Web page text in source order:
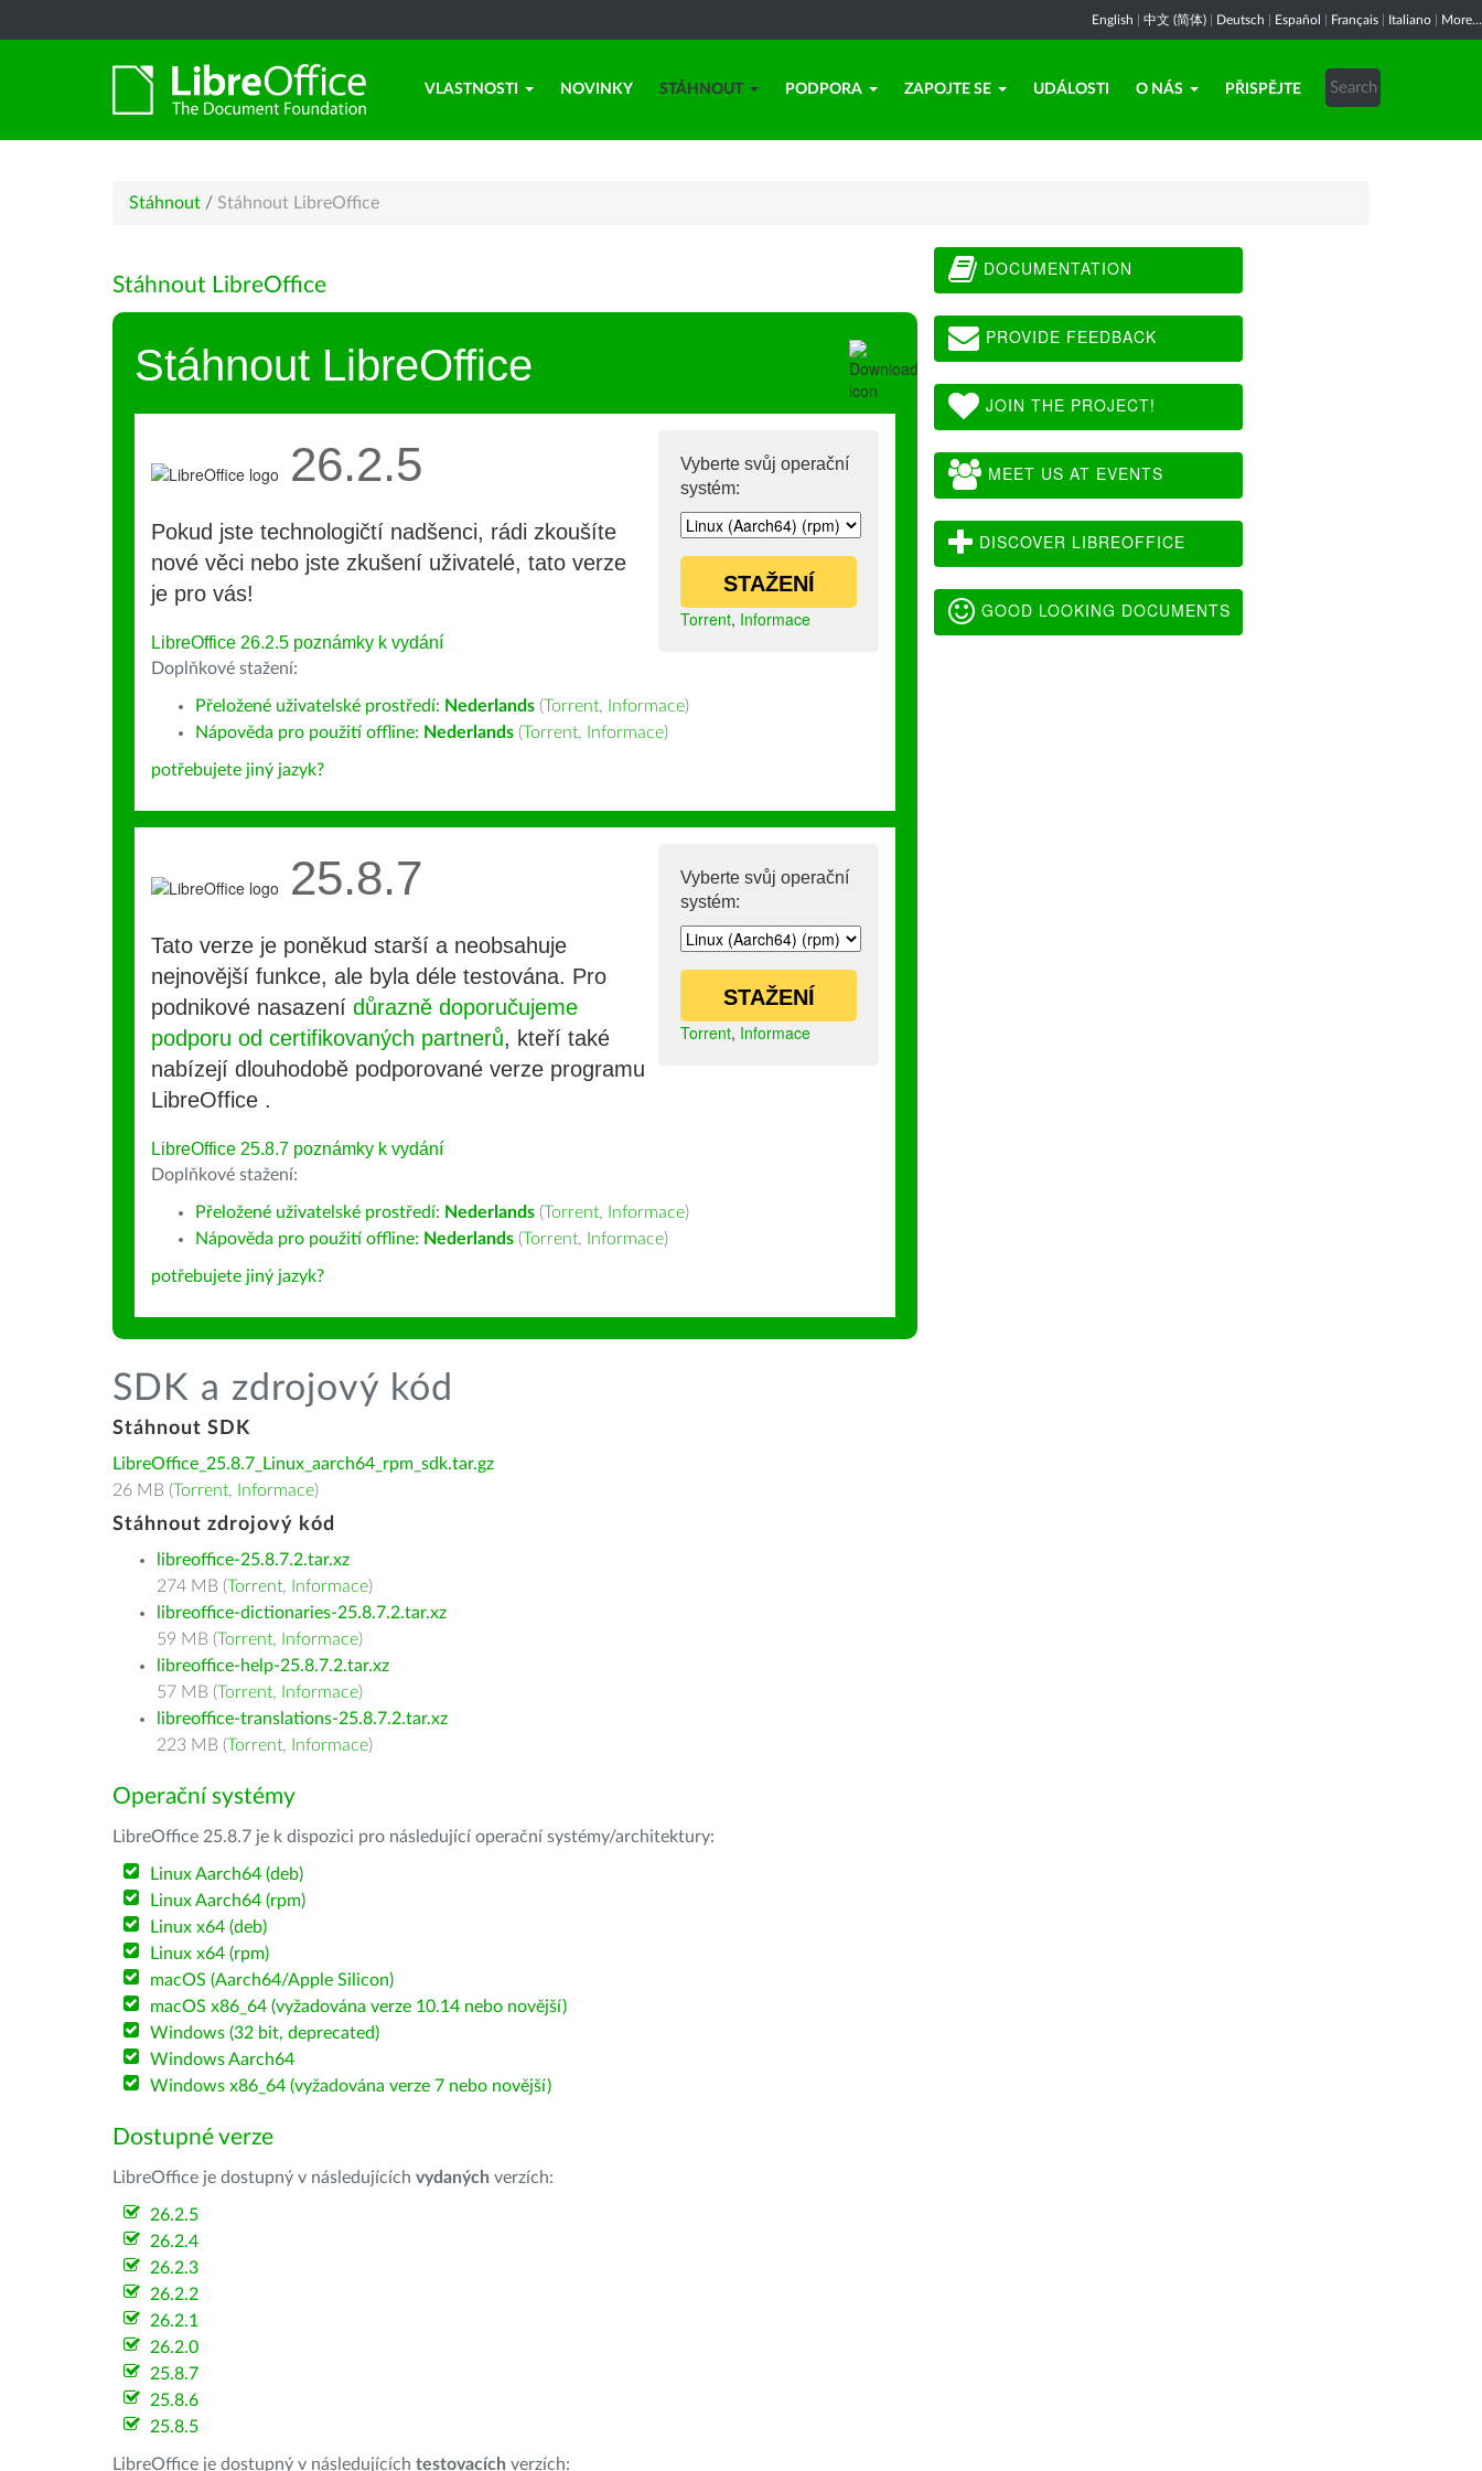
English 中文 (简体) Deutsch Español Français Italiano More...
VLASTNOSTI NOVINKY STÁHNOUT PODPORA ZAPOJTE SE UDÁLOSTI O NÁS PŘISPĚJTE
Stáhnout / Stáhnout LibreOffice
Stáhnout LibreOffice
Stáhnout LibreOffice
Vyberte svůj operační
systém:
STAŽENÍ
Torrent, Informace
26.2.5
Pokud jste technologičtí nadšenci, rádi zkoušíte
nové věci nebo jste zkušení uživatelé, tato verze
je pro vás!
LibreOffice 26.2.5 poznámky k vydání
Doplňkové stažení:
Přeložené uživatelské prostředí: Nederlands (Torrent, Informace)
Nápověda pro použití offline: Nederlands (Torrent, Informace)
potřebujete jiný jazyk?
Vyberte svůj operační
systém:
STAŽENÍ
Torrent, Informace
25.8.7
Tato verze je poněkud starší a neobsahuje
nejnovější funkce, ale byla déle testována. Pro
podnikové nasazení důrazně doporučujeme
podporu od certifikovaných partnerů, kteří také
nabízejí dlouhodobě podporované verze programu
LibreOffice .
LibreOffice 25.8.7 poznámky k vydání
Doplňkové stažení:
Přeložené uživatelské prostředí: Nederlands (Torrent, Informace)
Nápověda pro použití offline: Nederlands (Torrent, Informace)
potřebujete jiný jazyk?
SDK a zdrojový kód
Stáhnout SDK
LibreOffice_25.8.7_Linux_aarch64_rpm_sdk.tar.gz
26 MB (Torrent, Informace)
Stáhnout zdrojový kód
libreoffice-25.8.7.2.tar.xz
274 MB (Torrent, Informace)
libreoffice-dictionaries-25.8.7.2.tar.xz
59 MB (Torrent, Informace)
libreoffice-help-25.8.7.2.tar.xz
57 MB (Torrent, Informace)
libreoffice-translations-25.8.7.2.tar.xz
223 MB (Torrent, Informace)
Operační systémy
LibreOffice 25.8.7 je k dispozici pro následující operační systémy/architektury:
Linux Aarch64 (deb)
Linux Aarch64 (rpm)
Linux x64 (deb)
Linux x64 (rpm)
macOS (Aarch64/Apple Silicon)
macOS x86_64 (vyžadována verze 10.14 nebo novější)
Windows (32 bit, deprecated)
Windows Aarch64
Windows x86_64 (vyžadována verze 7 nebo novější)
Dostupné verze
LibreOffice je dostupný v následujících vydaných verzích:
26.2.5
26.2.4
26.2.3
26.2.2
26.2.1
26.2.0
25.8.7
25.8.6
25.8.5
LibreOffice je dostupný v následujících testovacích verzích:
DOCUMENTATION
PROVIDE FEEDBACK
JOIN THE PROJECT!
MEET US AT EVENTS
DISCOVER LIBREOFFICE
GOOD LOOKING DOCUMENTS